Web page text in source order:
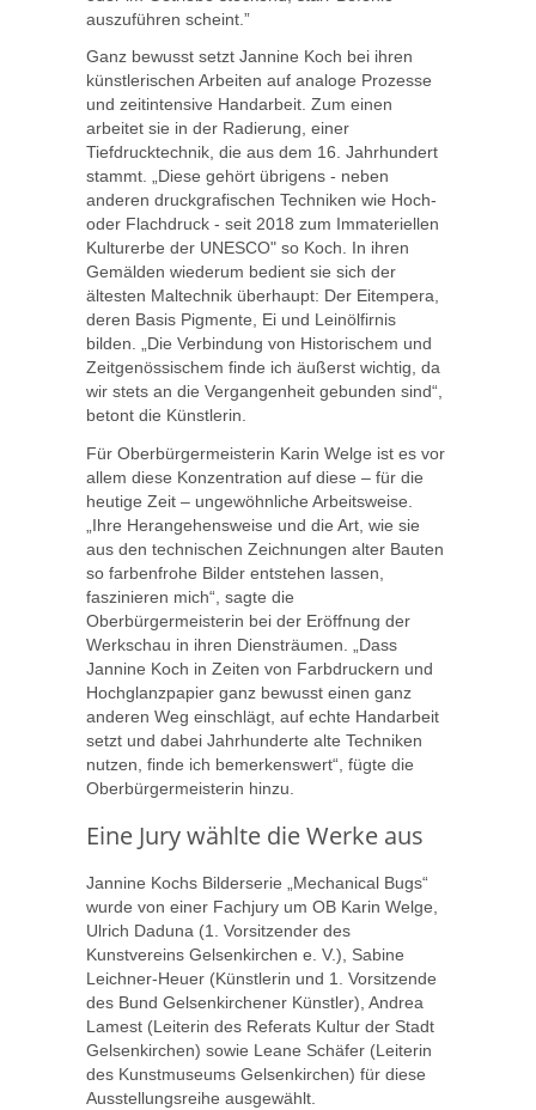
auszuführen scheint.”
Ganz bewusst setzt Jannine Koch bei ihren
künstlerischen Arbeiten auf analoge Prozesse
und zeitintensive Handarbeit. Zum einen
arbeitet sie in der Radierung, einer
Tiefdrucktechnik, die aus dem 16. Jahrhundert
stammt. „Diese gehört übrigens - neben
anderen druckgrafischen Techniken wie Hoch-
oder Flachdruck - seit 2018 zum Immateriellen
Kulturerbe der UNESCO" so Koch. In ihren
Gemälden wiederum bedient sie sich der
ältesten Maltechnik überhaupt: Der Eitempera,
deren Basis Pigmente, Ei und Leinölfirnis
bilden. „Die Verbindung von Historischem und
Zeitgenössischem finde ich äußerst wichtig, da
wir stets an die Vergangenheit gebunden sind“,
betont die Künstlerin.
Für Oberbürgermeisterin Karin Welge ist es vor
allem diese Konzentration auf diese – für die
heutige Zeit – ungewöhnliche Arbeitsweise.
„Ihre Herangehensweise und die Art, wie sie
aus den technischen Zeichnungen alter Bauten
so farbenfrohe Bilder entstehen lassen,
faszinieren mich“, sagte die
Oberbürgermeisterin bei der Eröffnung der
Werkschau in ihren Diensträumen. „Dass
Jannine Koch in Zeiten von Farbdruckern und
Hochglanzpapier ganz bewusst einen ganz
anderen Weg einschlägt, auf echte Handarbeit
setzt und dabei Jahrhunderte alte Techniken
nutzen, finde ich bemerkenswert“, fügte die
Oberbürgermeisterin hinzu.
Eine Jury wählte die Werke aus
Jannine Kochs Bilderserie „Mechanical Bugs“
wurde von einer Fachjury um OB Karin Welge,
Ulrich Daduna (1. Vorsitzender des
Kunstvereins Gelsenkirchen e. V.), Sabine
Leichner-Heuer (Künstlerin und 1. Vorsitzende
des Bund Gelsenkirchener Künstler), Andrea
Lamest (Leiterin des Referats Kultur der Stadt
Gelsenkirchen) sowie Leane Schäfer (Leiterin
des Kunstmuseums Gelsenkirchen) für diese
Ausstellungsreihe ausgewählt.